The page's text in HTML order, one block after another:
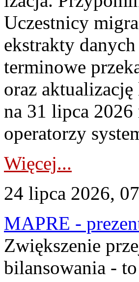
Uczestnicy
ekstrakty
terminowe
oraz
na 31 lipca
operatorzy
Więcej...
24 lipca 2026,
MAPRE -
Zwiększenie
bilansowania -